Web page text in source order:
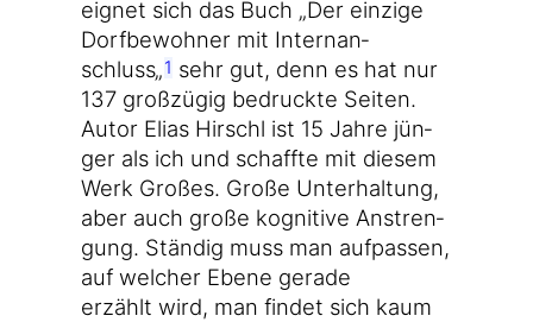
eig­net sich das Buch „Der ein­zi­ge
Dorf­be­woh­ner mit Intern­an­
schluss„1 sehr gut, denn es hat nur
137 groß­zü­gig bedruck­te Sei­ten.
Autor Eli­as Hirschl ist 15 Jah­re jün­
ger als ich und schaff­te mit die­sem
Werk Gro­ßes. Gro­ße Unter­hal­tung,
aber auch gro­ße kogni­ti­ve Anstren­
gung. Stän­dig muss man auf­pas­sen,
auf wel­cher Ebe­ne gera­de
erzählt wird, man fin­det sich kaum